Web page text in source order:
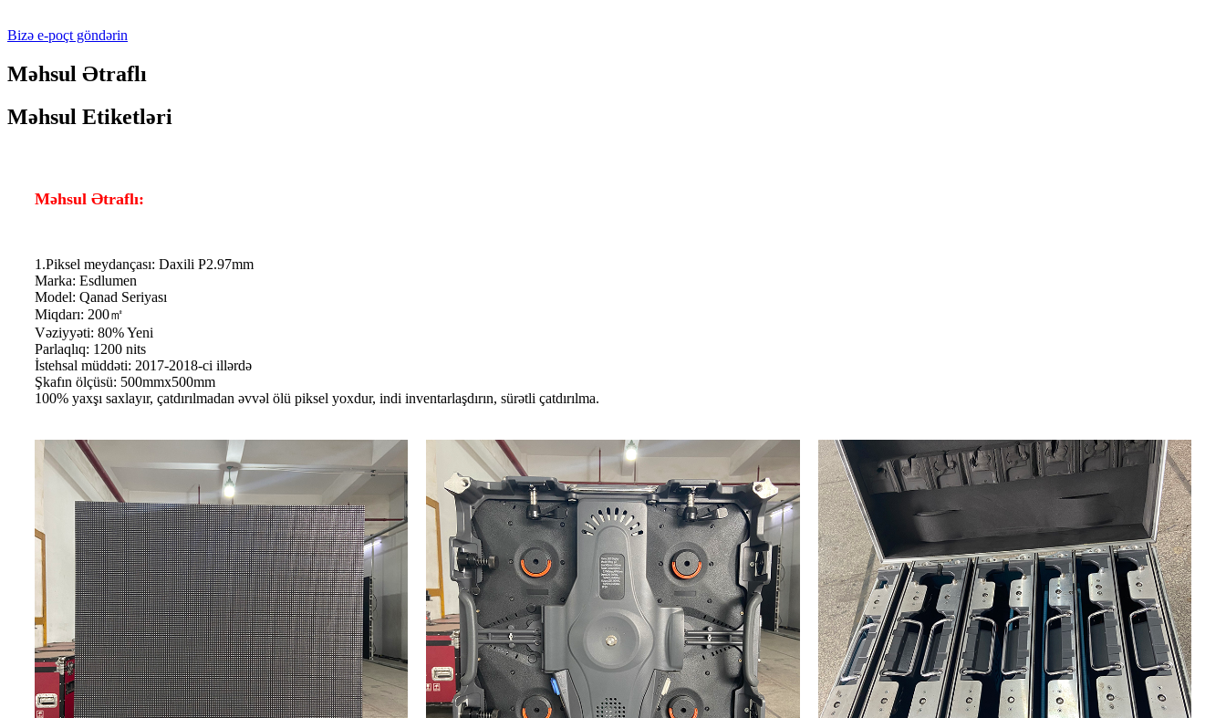
Bizə e-poçt göndərin
Məhsul Ətraflı
Məhsul Etiketləri
Məhsul Ətraflı:
1.Piksel meydançası: Daxili P2.97mm
Marka: Esdlumen
Model: Qanad Seriyası
Miqdarı: 200㎡
Vəziyyəti: 80% Yeni
Parlaqlıq: 1200 nits
İstehsal müddəti: 2017-2018-ci illərdə
Şkafın ölçüsü: 500mmx500mm
100% yaxşı saxlayır, çatdırılmadan əvvəl ölü piksel yoxdur, indi inventarlaşdırın, sürətli çatdırılma.